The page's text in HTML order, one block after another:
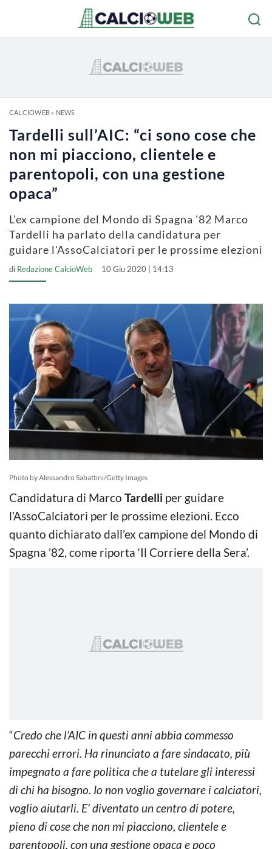
CALCIOWEB» NEWS
Tardelli sull’AIC: “ci sono cose che
non mi piacciono, clientele e
parentopoli, con una gestione
opaca”
L'ex campione del Mondo di Spagna '82 Marco
Tardelli ha parlato della candidatura per
guidare l'AssoCalciatori per le prossime elezioni
di Redazione CalcioWeb 10 Giu 2020 | 14:13
Photo by Alessandro Sabattini/Getty Images
Candidatura di Marco Tardelli per guidare
l’AssoCalciatori per le prossime elezioni. Ecco
quanto dichiarato dall’ex campione del Mondo di
Spagna ’82, come riporta ‘Il Corriere della Sera’.
“Credo che l’AIC in questi anni abbia commesso
parecchi errori. Ha rinunciato a fare sindacato, più
impegnato a fare politica che a tutelare gli interessi
di chi ha bisogno. Io non voglio governare i calciatori,
voglio aiutarli. E’ diventato un centro di potere,
pieno di cose che non mi piacciono, clientele e
parentopoli, con una gestione opaca e poco